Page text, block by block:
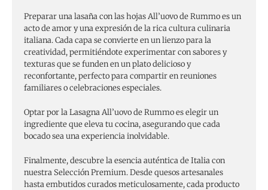
Preparar una lasaña con las hojas All’uovo de Rummo es un
acto de amor y una expresión de la rica cultura culinaria
italiana. Cada capa se convierte en un lienzo para la
creatividad, permitiéndote experimentar con sabores y
texturas que se funden en un plato delicioso y
reconfortante, perfecto para compartir en reuniones
familiares o celebraciones especiales.
Optar por la Lasagna All’uovo de Rummo es elegir un
ingrediente que eleva tu cocina, asegurando que cada
bocado sea una experiencia inolvidable.
Finalmente, descubre la esencia auténtica de Italia con
nuestra Selección Premium. Desde quesos artesanales
hasta embutidos curados meticulosamente, cada producto